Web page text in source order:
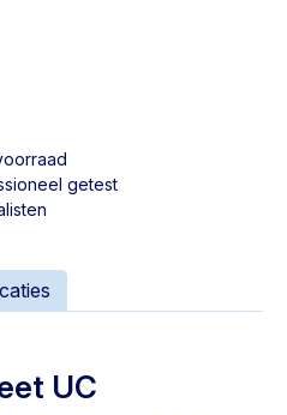
getest
UC